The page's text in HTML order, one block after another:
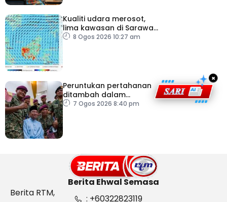
Kualiti udara merosot,
lima kawasan di Sarawak
catat IPU tidak sihat
8 Ogos 2026 10:27 am
Peruntukan pertahanan
ditambah dalam
Belanjawan 2027
7 Ogos 2026 8:40 pm
×
Berita Ehwal Semasa
Berita RTM,
: +60322823119